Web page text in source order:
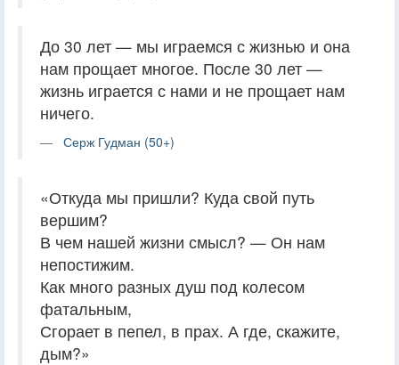
До 30 лет — мы играемся с жизнью и она
нам прощает многое. После 30 лет —
жизнь играется с нами и не прощает нам
ничего.
Серж Гудман (50+)
«Откуда мы пришли? Куда свой путь
вершим?
В чем нашей жизни смысл? — Он нам
непостижим.
Как много разных душ под колесом
фатальным,
Сгорает в пепел, в прах. А где, скажите,
дым?»